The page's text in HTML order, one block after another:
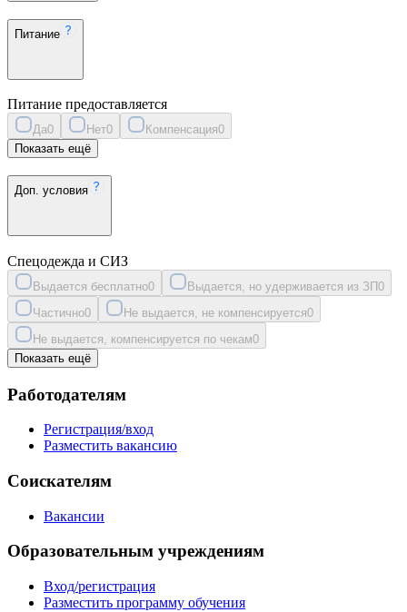
Питание
Питание предоставляется
Да0 Нет0 Компенсация0
Показать ещё
Доп. условия
Спецодежда и СИЗ
Выдается бесплатно0 Выдается, но удерживается из ЗП0
Частично0 Не выдается, не компенсируется0
Не выдается, компенсируется по чекам0
Показать ещё
Работодателям
Регистрация/вход
Разместить вакансию
Соискателям
Вакансии
Образовательным учреждениям
Вход/регистрация
Разместить программу обучения